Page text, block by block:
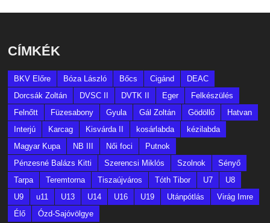
CÍMKÉK
BKV Előre Bóza László Bőcs Cigánd
DEAC
Dorcsák Zoltán
DVSC II DVTK II Eger
Felkészülés
Felnőtt
Füzesabony Gyula Gál Zoltán Gödöllő
Hatvan
Interjú
Karcag Kisvárda II kosárlabda
kézilabda
Magyar Kupa
NB III Női foci
Putnok
Pénzesné Balázs Kitti
Szerencsi Miklós Szolnok
Sényő
Tarpa
Teremtorna Tiszaújváros Tóth Tibor U7
U8
U9
u11 U13 U14 U16 U19 Utánpótlás
Virág Imre
Élő
Ózd-Sajóvölgye